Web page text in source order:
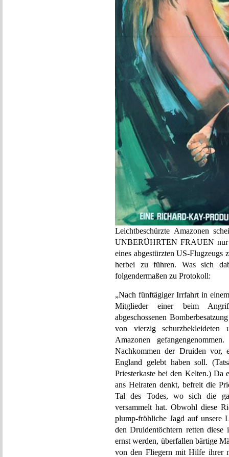
Leichtbeschürzte Amazonen
UNBERÜHRTEN FRAUEN nur
eines abgestürzten US-Flugzeugs
herbei zu führen. Was sich
folgendermaßen zu Protokoll:
„Nach fünftägiger Irrfahrt in
Mitglieder einer beim
abgeschossenen
von vierzig schurzbekleideten
Amazonen
Nachkommen der Druiden vor,
England gelebt haben soll.
Priesterkaste bei den Kelten.)
ans Heiraten denkt, befreit die
Tal des Todes, wo sich die
versammelt hat. Obwohl diese
plump-fröhliche Jagd auf unsere
den Druidentöchtern retten
ernst werden, überfallen bärtige
von den Fliegern mit Hilfe ihrer